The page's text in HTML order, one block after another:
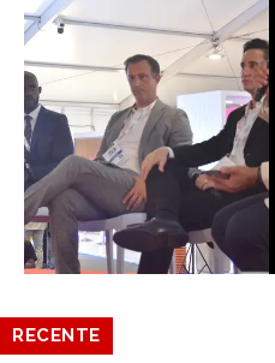
RECENTE